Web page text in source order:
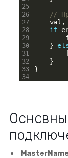
25
26
27
28
29
30
31
32
33
34
//
val ,
if
}
}
}